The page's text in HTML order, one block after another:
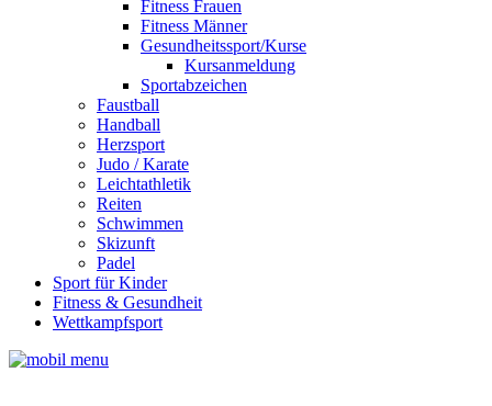
Fitness Frauen
Fitness Männer
Gesundheitssport/Kurse
Kursanmeldung
Sportabzeichen
Faustball
Handball
Herzsport
Judo / Karate
Leichtathletik
Reiten
Schwimmen
Skizunft
Padel
Sport für Kinder
Fitness & Gesundheit
Wettkampfsport